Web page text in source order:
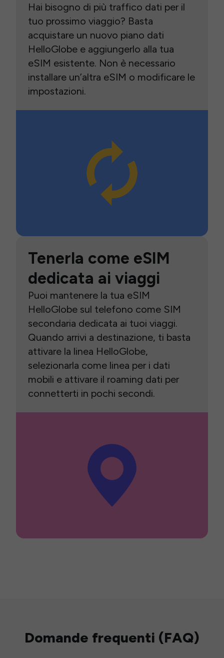
Hai bisogno di più traffico dati per il
tuo prossimo viaggio? Basta
acquistare un nuovo piano dati
HelloGlobe e aggiungerlo alla tua
eSIM esistente. Non è necessario
installare un’altra eSIM o modificare le
impostazioni.
Tenerla come eSIM
dedicata ai viaggi
Puoi mantenere la tua eSIM
HelloGlobe sul telefono come SIM
secondaria dedicata ai tuoi viaggi.
Quando arrivi a destinazione, ti basta
attivare la linea HelloGlobe,
selezionarla come linea per i dati
mobili e attivare il roaming dati per
connetterti in pochi secondi.
Domande frequenti (FAQ)